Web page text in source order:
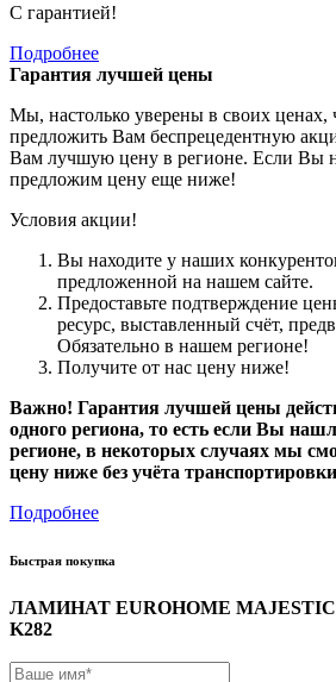
С гарантией!
Подробнее
Гарантия лучшей цены
Мы, настолько уверены в своих ценах,
предложить Вам беспрецедентную
Вам лучшую цену в регионе. Если Вы
предложим цену еще ниже!
Условия акции!
Вы находите у наших
предложенной на нашем сайте.
Предоставьте подтверждение
ресурс, выставленный счёт,
Обязательно в нашем регионе!
Получите от нас цену ниже!
Важно! Гарантия лучшей цены
одного региона, то есть если Вы
регионе, в некоторых случаях мы
цену ниже без учёта
Подробнее
Быстрая покупка
ЛАМИНАТ EUROHOME
K282